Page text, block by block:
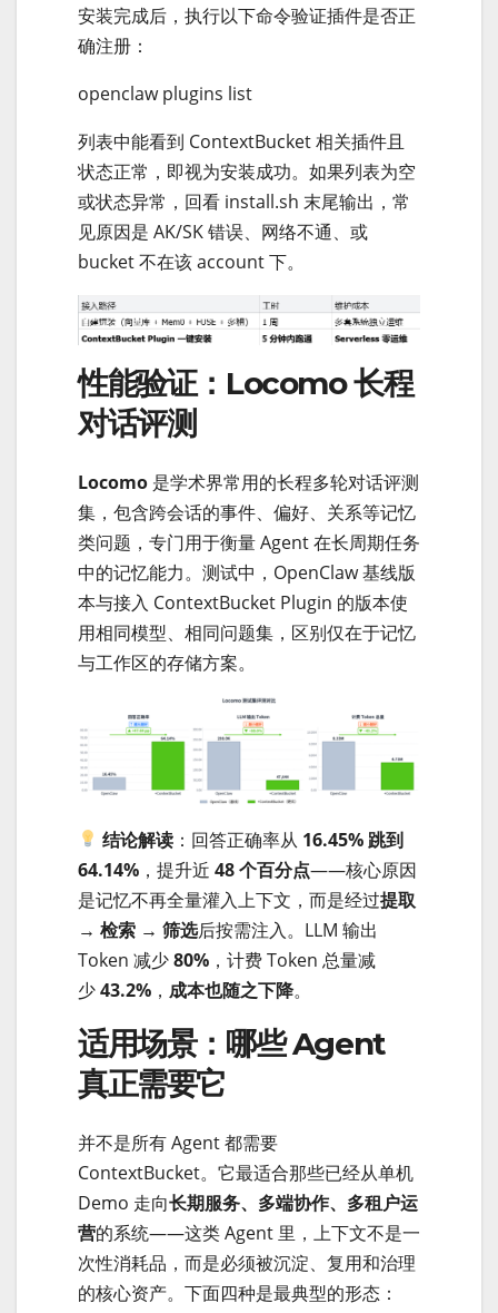
安装完成后，执行以下命令验证插件是否正
确注册：
openclaw plugins list
列表中能看到 ContextBucket 相关插件且
状态正常，即视为安装成功。如果列表为空
或状态异常，回看 install.sh 末尾输出，常
见原因是 AK/SK 错误、网络不通、或
bucket 不在该 account 下。
性能验证：Locomo 长程
对话评测
Locomo 是学术界常用的长程多轮对话评测
集，包含跨会话的事件、偏好、关系等记忆
类问题，专门用于衡量 Agent 在长周期任务
中的记忆能力。测试中，OpenClaw 基线版
本与接入 ContextBucket Plugin 的版本使
用相同模型、相同问题集，区别仅在于记忆
与工作区的存储方案。
结论解读 ：回答正确率从 16.45% 跳到
64.14% ，提升近 48 个百分点——核心原因
是记忆不再全量灌入上下文，而是经过提取
→ 检索 → 筛选后按需注入。LLM 输出
Token 减少80% ，计费 Token 总量减
少43.2% ， 成本也随之下降。
适用场景：哪些 Agent
真正需要它
并不是所有 Agent 都需要
ContextBucket。它最适合那些已经从单机
Demo 走向长期服务、多端协作、多租户运
营的系统——这类 Agent 里，上下文不是一
次性消耗品，而是必须被沉淀、复用和治理
的核心资产。下面四种是最典型的形态：